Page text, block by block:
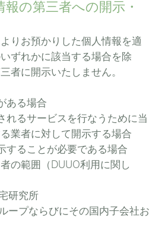
の第三者への開示・
りお預かりした個人情報を適
ずれかに該当する場合を除
者に開示いたしません。
ある場合
れるサービスを行なうために当
業者に対して開示する場合
することが必要である場合
の範囲（DUUO利用に関し
研究所
ープならびにその国内子会社お